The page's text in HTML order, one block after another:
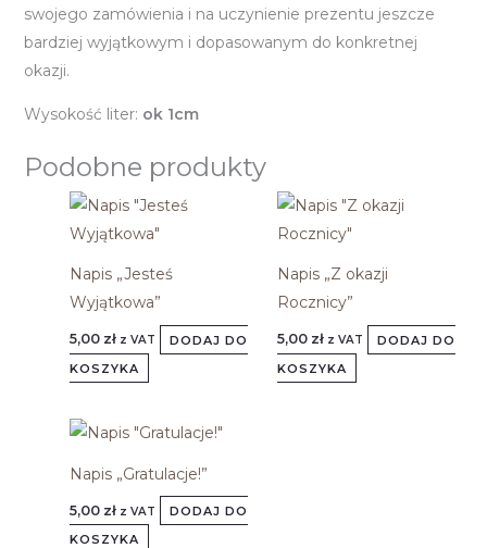
swojego zamówienia i na uczynienie prezentu jeszcze
bardziej wyjątkowym i dopasowanym do konkretnej
okazji.
Wysokość liter: ok 1cm
Podobne produkty
Napis „Jesteś
Wyjątkowa”
5,00 zł z VAT
DODAJ DO
KOSZYKA
Napis „Z okazji
Rocznicy”
5,00 zł z VAT
DODAJ DO
KOSZYKA
Napis „Gratulacje!”
5,00 zł z VAT
DODAJ DO
KOSZYKA